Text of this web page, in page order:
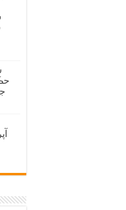
جا127 ارب